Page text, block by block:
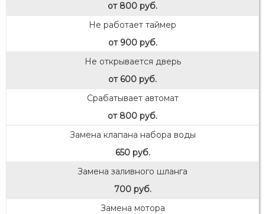
от 800 руб.
Не работает таймер
от 900 руб.
Не открывается дверь
от 600 руб.
Срабатывает автомат
от 800 руб.
Замена клапана набора воды
650 руб.
Замена заливного шланга
700 руб.
Замена мотора